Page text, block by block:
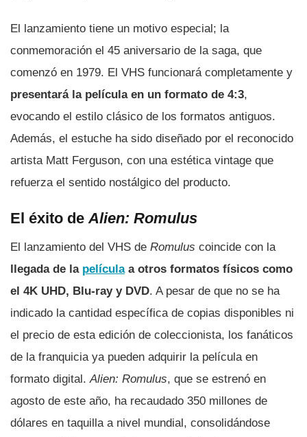
El lanzamiento tiene un motivo especial; la
conmemoración el 45 aniversario de la saga, que
comenzó en 1979. El VHS funcionará completamente y
presentará la película en un formato de 4:3,
evocando el estilo clásico de los formatos antiguos.
Además, el estuche ha sido diseñado por el reconocido
artista Matt Ferguson, con una estética vintage que
refuerza el sentido nostálgico del producto.
El éxito deAlien: Romulus
El lanzamiento del VHS de Romulus coincide con la
llegada de la películaa otros formatos físicos como
el 4K UHD, Blu-ray y DVD. A pesar de que no se ha
indicado la cantidad específica de copias disponibles ni
el precio de esta edición de coleccionista, los fanáticos
de la franquicia ya pueden adquirir la película en
formato digital.Alien: Romulus, que se estrenó en
agosto de este año, ha recaudado 350 millones de
dólares en taquilla a nivel mundial, consolidándose